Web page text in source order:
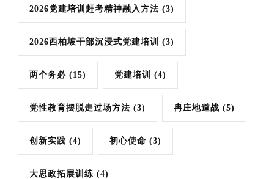
2026党建培训赶考精神融入方法 (3)
2026西柏坡干部沉浸式党建培训 (3)
两个务必 (15) 党建培训 (4)
党性教育摆脱走过场方法 (3) 冉庄地道战 (5)
创新实践 (4) 初心使命 (3)
大思政拓展训练 (4)